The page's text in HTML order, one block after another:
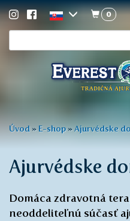
na
0
Nachádzate
tu
Úvod » E-shop » Ajurvédske
Ajurvédske
Domáca zdravotná
neoddeliteľnú súčasť